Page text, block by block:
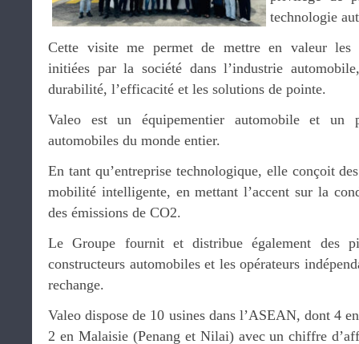
technologie
Cette visite me permet de mettre en valeur les
initiées par la société dans l’industrie
durabilité, l’efficacité et les solutions de pointe.
Valeo est un équipementier automobile et un
automobiles du monde entier.
En tant qu’entreprise technologique, elle conçoit
mobilité intelligente, en mettant l’accent sur la
des émissions de CO2.
Le Groupe fournit et distribue également des
constructeurs automobiles et les opérateurs
rechange.
Valeo dispose de 10 usines dans l’ASEAN, dont 4
2 en Malaisie (Penang et Nilai) avec un chiffre